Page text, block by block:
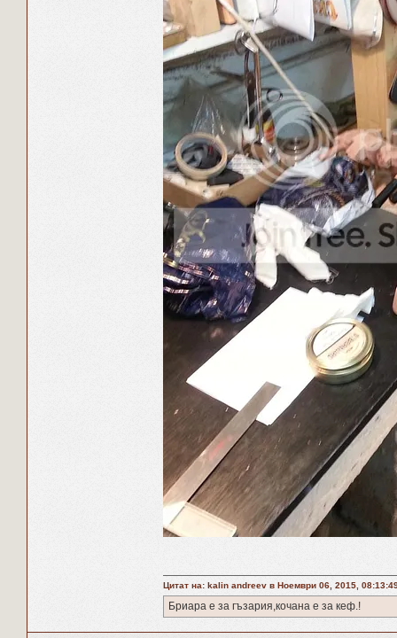
Цитат на: kalin andreev в Ноември 06, 2015,
Бриара е за гъзария,кочана е за кеф.!